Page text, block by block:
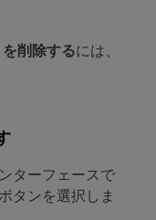
削除するには、
ターフェースで
タンを選択しま